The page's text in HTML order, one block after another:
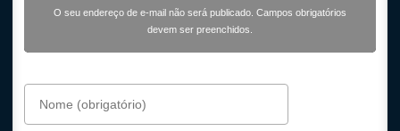
O seu endereço de e-mail não será publicado. Campos obrigatórios
devem ser preenchidos.